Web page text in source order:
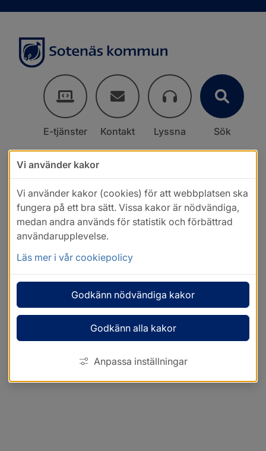
E-tjänster Kontakt Lyssna Sök
Vi använder kakor
Vi använder kakor (cookies) för att webbplatsen ska
fungera på ett bra sätt. Vissa kakor är nödvändiga,
medan andra används för statistik och förbättrad
användarupplevelse.
Läs mer i vår cookiepolicy
Godkänn nödvändiga kakor
Godkänn alla kakor
Anpassa inställningar